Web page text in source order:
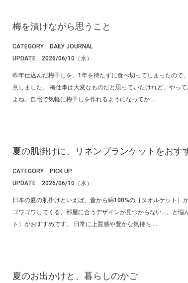
梅を漬けながら思うこと
CATEGORY :
DAILY JOURNAL
UPDATE : 2026/06/10（水）
昨年仕込んだ梅干しを、1年を待たずに食べ切ってしまったので
意しました。 梅仕事は大変なものだと思っていたけれど、やっ
よね。自宅で気軽に梅干しを作れるようになってか ...
夏の肌掛けに、リネンブランケットをおす
CATEGORY :
PICK UP
UPDATE : 2026/06/10（水）
日本の夏の肌掛けといえば、昔から綿100%の［タオルケット］
ゴワゴワしてくる、部屋に合うデザインが見つからない…。と悩
ト］がおすすめです。 日常に上質感や豊かな気持ち ...
夏のお出かけと、暮らしのかご